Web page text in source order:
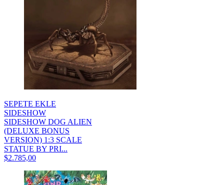
SEPETE EKLE
SIDESHOW
SIDESHOW DOG ALIEN
(DELUXE BONUS
VERSION) 1:3 SCALE
STATUE BY PRI...
$2.785,00